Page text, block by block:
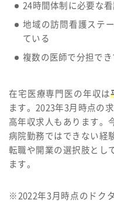
24時間体制に必要な
地域の訪問看護ステ
ている
複数の医師で分担でき
在宅医療専門医の年収は
ます。2023年3月時点の
高年収求人もあります。
病院勤務ではできない経
転職や開業の選択肢とし
ます。
※2022年3月時点のドク